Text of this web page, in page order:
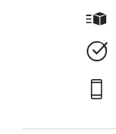
0 i butikk